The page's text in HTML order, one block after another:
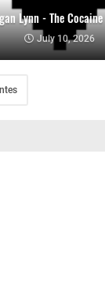
Lynn - The Cocaine
July 10, 2026